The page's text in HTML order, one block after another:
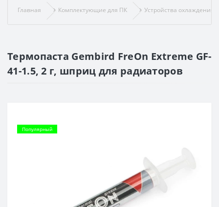
Главная Комплектующие для ПК Устройства охлаждения
Термопаста Gembird FreOn Extreme GF-
41-1.5, 2 г, шприц для радиаторов
Популярный